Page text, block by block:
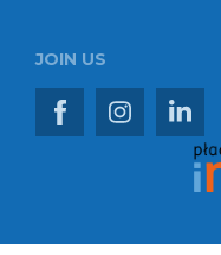
JOIN US